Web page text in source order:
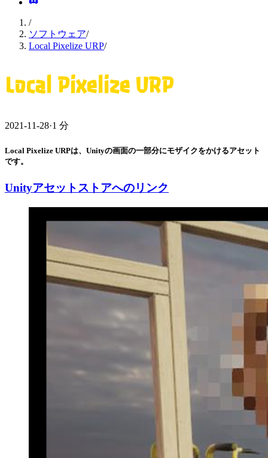
/
ソフトウェア/
Local Pixelize URP/
Local Pixelize URP
2021-11-28·1 分
Local Pixelize URPは、Unityの画面の一部分にモザイクをかけるアセット
です。
Unityアセットストアへのリンク